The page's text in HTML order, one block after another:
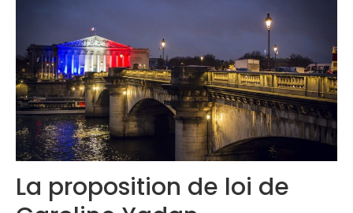
Congrès 2019
Congrès 2020
La proposition de loi de